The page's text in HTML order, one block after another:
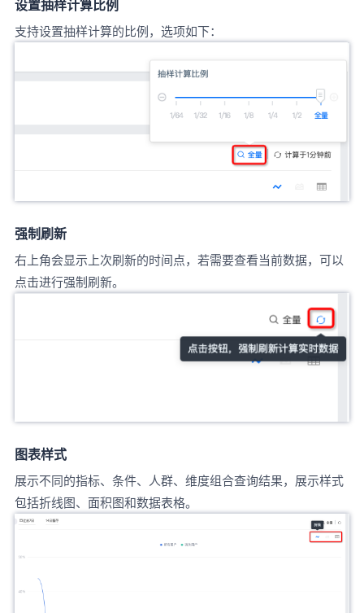
设置抽样计算比例
支持设置抽样计算的比例，选项如下：
强制刷新
右上角会显示上次刷新的时间点，若需要查看当前数据，可以
点击进行强制刷新。
图表样式
展示不同的指标、条件、人群、维度组合查询结果，展示样式
包括折线图、面积图和数据表格。